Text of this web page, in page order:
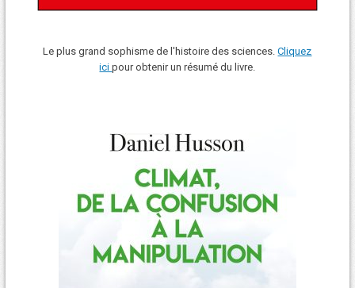
Le plus grand sophisme de l'histoire des sciences.Cliquez
icipour obtenir un résumé du livre.